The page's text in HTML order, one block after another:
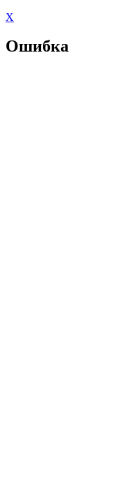
X
Ошибка